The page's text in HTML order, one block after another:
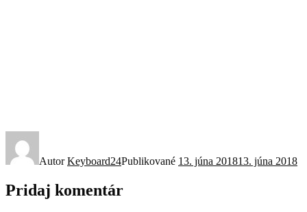
AutorKeyboard24Publikované 13. júna 201813. júna 2018
Pridaj komentár